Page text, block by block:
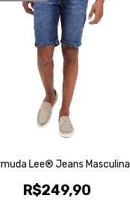
Lee® Jeans Masculina
R$249,90